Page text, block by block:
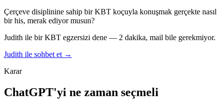
Çerçeve disiplinine sahip bir KBT koçuyla konuşmak gerçekte nasıl
bir his, merak ediyor musun?
Judith ile bir KBT egzersizi dene — 2 dakika, mail bile gerekmiyor.
Judith ile sohbet et →
Karar
ChatGPT'yi ne zaman seçmeli